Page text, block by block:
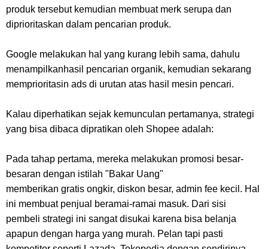
produk tersebut kemudian membuat merk serupa dan
diprioritaskan dalam pencarian produk.
Google melakukan hal yang kurang lebih sama, dahulu
menampilkanhasil pencarian organik, kemudian sekarang
memprioritasin ads di urutan atas hasil mesin pencari.
Kalau diperhatikan sejak kemunculan pertamanya, strategi
yang bisa dibaca dipratikan oleh Shopee adalah:
Pada tahap pertama, mereka melakukan promosi besar-
besaran dengan istilah "Bakar Uang"
memberikan gratis ongkir, diskon besar, admin fee kecil. Hal
ini membuat penjual beramai-ramai masuk. Dari sisi
pembeli strategi ini sangat disukai karena bisa belanja
apapun dengan harga yang murah. Pelan tapi pasti